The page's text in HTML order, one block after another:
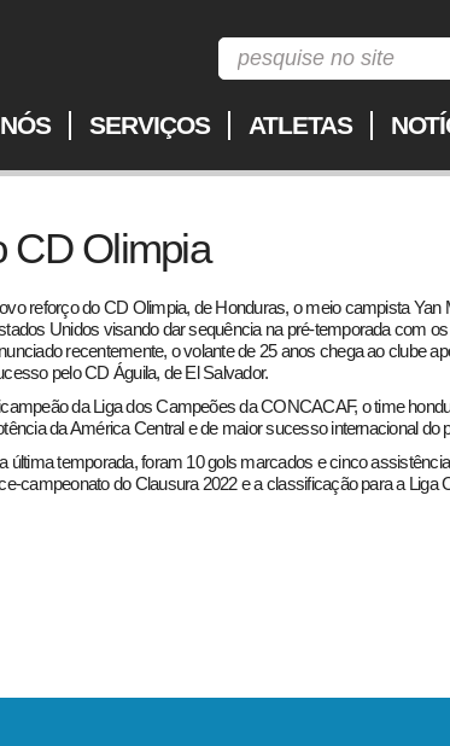
SERVIÇOS ATLETAS
CD Olimpia
reforço do CD Olimpia, de Honduras, o meio campista Yan
Unidos visando dar sequência na pré-temporada com
recentemente, o volante de 25 anos chega ao clube
pelo CD Águila, de El Salvador.
da Liga dos Campeões da CONCACAF, o time
da América Central e de maior sucesso internacional do
última temporada, foram 10 gols marcados e cinco
campeonato do Clausura 2022 e a classificação para a Liga